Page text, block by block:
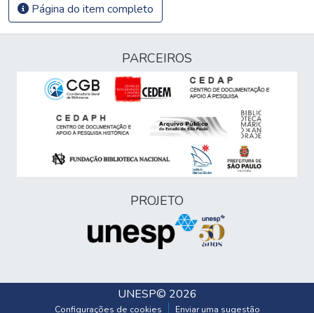
Página do item completo
PARCEIROS
PROJETO
UNESP© 2026
Configurações de cookies Enviar uma sugestão